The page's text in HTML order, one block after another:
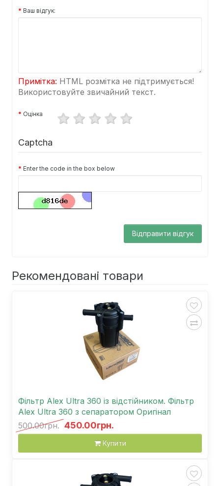
Ваш відгук:
Примітка: HTML розмітка не підтримується!
Використовуйте звичайний текст.
Оцінка
Captcha
Enter the code in the box below
Відправити відгук
Рекомендовані товари
Фільтр Alex Ultra 360 із відстійником. Фільтр
Alex Ultra 360 з сепаратором Оригінал
500.00грн. 450.00грн.
Купити